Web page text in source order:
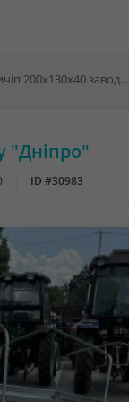
Одновісний причіп 200х130х40 заводу "Дніпро"
"Дніпро"
ID #30983